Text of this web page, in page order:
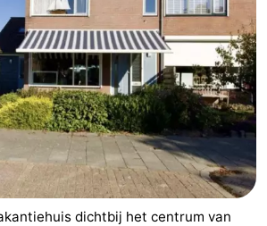
dichtbij het centrum van